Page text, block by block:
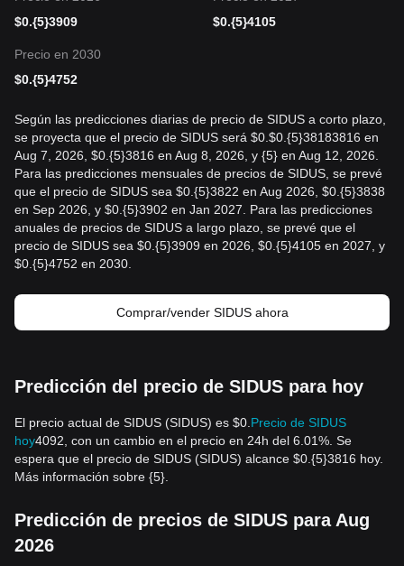
$0.{5}3909
$0.{5}4105
Precio en 2030
$0.{5}4752
Según las predicciones diarias de precio de SIDUS a corto plazo,
se proyecta que el precio de SIDUS será $0.$0.{5}38183816 en
Aug 7, 2026, $0.{5}3816 en Aug 8, 2026, y {5} en Aug 12, 2026.
Para las predicciones mensuales de precios de SIDUS, se prevé
que el precio de SIDUS sea $0.{5}3822 en Aug 2026, $0.{5}3838
en Sep 2026, y $0.{5}3902 en Jan 2027. Para las predicciones
anuales de precios de SIDUS a largo plazo, se prevé que el
precio de SIDUS sea $0.{5}3909 en 2026, $0.{5}4105 en 2027, y
$0.{5}4752 en 2030.
Comprar/vender SIDUS ahora
Predicción del precio de SIDUS para hoy
El precio actual de SIDUS (SIDUS) es $0. Precio de SIDUS
hoy4092, con un cambio en el precio en 24h del 6.01%. Se
espera que el precio de SIDUS (SIDUS) alcance $0.{5}3816 hoy.
Más información sobre {5}.
Predicción de precios de SIDUS para Aug
2026